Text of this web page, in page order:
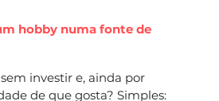
hobby numa fonte de
investir e, ainda por
de que gosta? Simples: